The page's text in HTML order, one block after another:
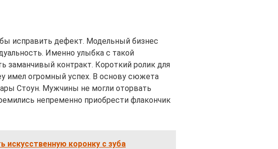
исправить дефект. Модельный бизнес
Именно улыбка с такой
заманчивый контракт. Короткий ролик для
имел огромный успех. В основу сюжета
Стоун. Мужчины не могли оторвать
непременно приобрести флакончик
искусственную коронку с зуба